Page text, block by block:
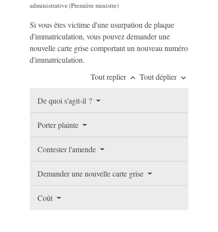
administrative (Première ministre)
Si vous êtes victime d'une usurpation de plaque
d'immatriculation, vous pouvez demander une
nouvelle carte grise comportant un nouveau numéro
d'immatriculation.
Tout replier keyboard_arrow_up Tout déplier keyboard_arrow_down
De quoi s'agit-il ?
Porter plainte
Contester l'amende
Demander une nouvelle carte grise
Coût